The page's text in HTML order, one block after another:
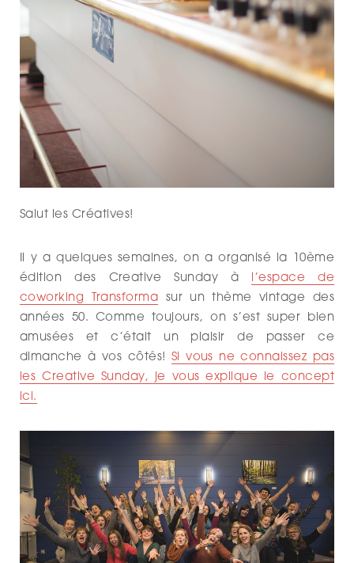
Salut les Créatives!
Il y a quelques semaines, on a organisé la 10ème
édition des Creative Sunday à l’espace de
coworking Transforma sur un thème vintage des
années 50. Comme toujours, on s’est super bien
amusées et c’était un plaisir de passer ce
dimanche à vos côtés! Si vous ne connaissez pas
les Creative Sunday, je vous explique le concept
ici.